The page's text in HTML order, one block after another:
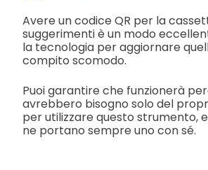
Avere un codice QR per la
suggerimenti è un modo
la tecnologia per aggiornare
compito scomodo.
Puoi garantire che funzionerà
avrebbero bisogno solo del
per utilizzare questo strumento,
ne portano sempre uno con sé.